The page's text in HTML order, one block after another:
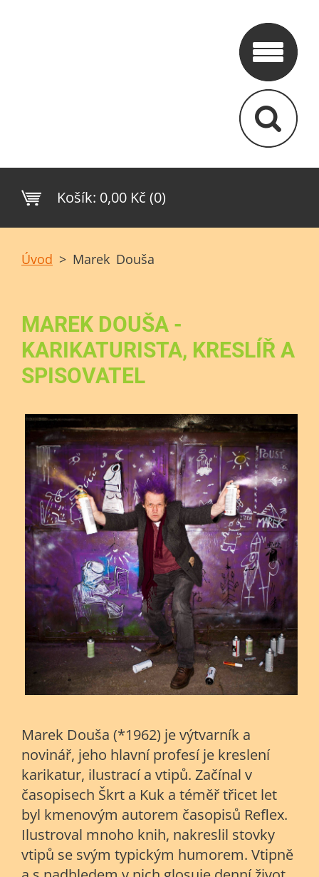
Košík: 0,00 Kč (0)
Úvod > Marek Douša
MAREK DOUŠA -
KARIKATURISTA, KRESLÍŘ A
SPISOVATEL
Marek Douša (*1962) je výtvarník a
novinář, jeho hlavní profesí je kreslení
karikatur, ilustrací a vtipů. Začínal v
časopisech Škrt a Kuk a téměř třicet let
byl kmenovým autorem časopisů Reflex.
Ilustroval mnoho knih, nakreslil stovky
vtipů se svým typickým humorem. Vtipně